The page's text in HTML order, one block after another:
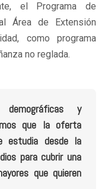
el Programa de
Área de Extensión
como programa
no reglada.
demográficas y
que la oferta
estudia desde la
para cubrir una
que quieren